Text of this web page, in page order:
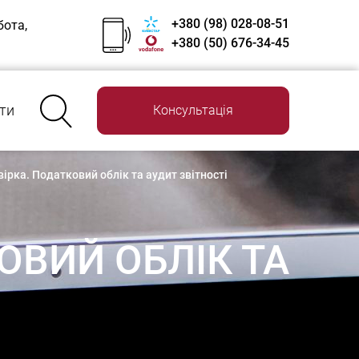
+380 (98) 028-08-51
+380 (50) 676-34-45
Консультація
Податковий облік та аудит звітності
ОБЛІК ТА